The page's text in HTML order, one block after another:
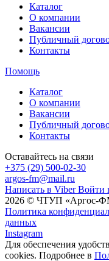
Каталог
О компании
Вакансии
Публичный
Контакты
Помощь
Каталог
О компании
Вакансии
Публичный
Контакты
Оставайтесь на связи
+375 (29) 500-02-30
argos-fm@mail.ru
Написать в Viber Войти
2026 © ЧТУП «Аргос-
Политика
данных
Instagram
Для обеспечения
cookies. Подробнее в